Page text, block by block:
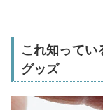
これ知ってい
グッズ